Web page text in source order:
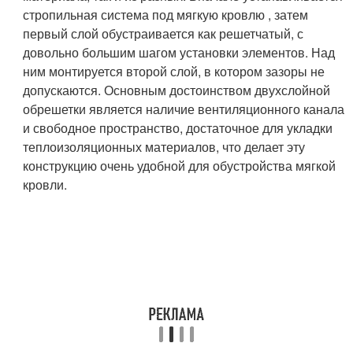
стропильная система под мягкую кровлю , затем
первый слой обустраивается как решетчатый, с
довольно большим шагом установки элементов. Над
ним монтируется второй слой, в котором зазоры не
допускаются. Основным достоинством двухслойной
обрешетки является наличие вентиляционного канала
и свободное пространство, достаточное для укладки
теплоизоляционных материалов, что делает эту
конструкцию очень удобной для обустройства мягкой
кровли.